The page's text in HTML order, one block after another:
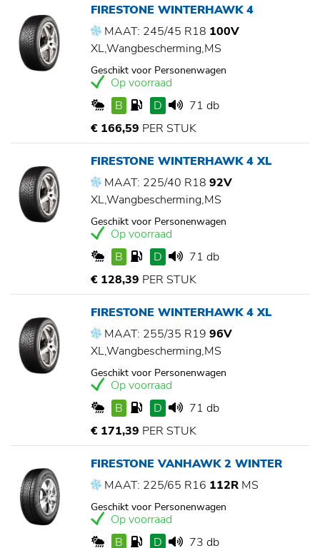
FIRESTONE WINTERHAWK 4
MAAT: 245/45 R18 100V
XL,Wangbescherming,MS
Geschikt voor Personenwagen
Op voorraad
B
D
71 db
€ 166,59 PER STUK
FIRESTONE WINTERHAWK 4 XL
MAAT: 225/40 R18 92V
XL,Wangbescherming,MS
Geschikt voor Personenwagen
Op voorraad
B
D
71 db
€ 128,39 PER STUK
FIRESTONE WINTERHAWK 4 XL
MAAT: 255/35 R19 96V
XL,Wangbescherming,MS
Geschikt voor Personenwagen
Op voorraad
B
D
71 db
€ 171,39 PER STUK
FIRESTONE VANHAWK 2 WINTER
MAAT: 225/65 R16 112R MS
Geschikt voor Personenwagen
Op voorraad
B
D
73 db